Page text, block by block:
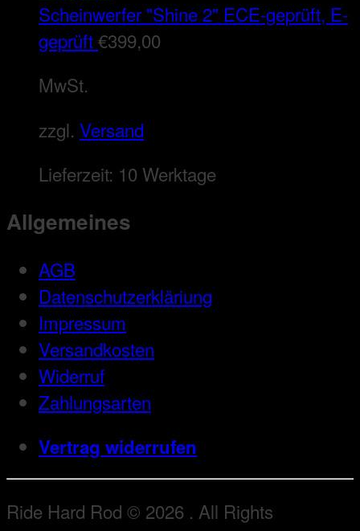
Scheinwerfer "Shine 2" ECE-geprüft, E-
geprüft€399,00
MwSt.
zzgl. Versand
Lieferzeit: 10 Werktage
Allgemeines
AGB
Datenschutzerkläriung
Impressum
Versandkosten
Widerruf
Zahlungsarten
Vertrag widerrufen
Ride Hard Rod © 2026 . All Rights